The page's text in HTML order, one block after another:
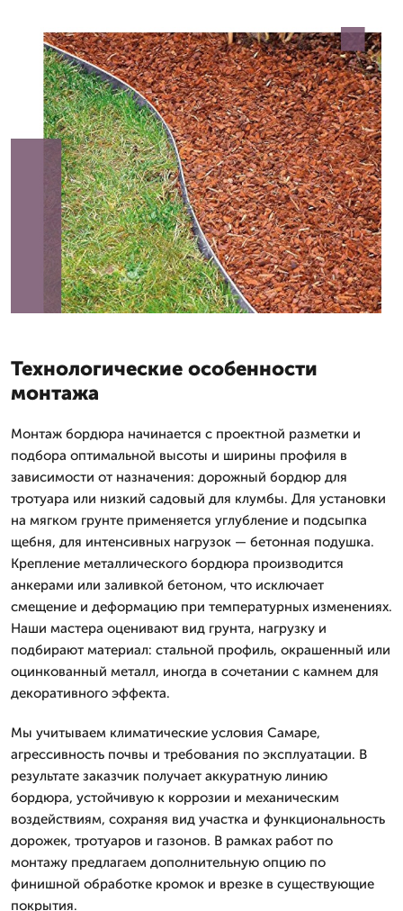
Технологические особенности
монтажа
Монтаж бордюра начинается с проектной разметки и
подбора оптимальной высоты и ширины профиля в
зависимости от назначения: дорожный бордюр для
тротуара или низкий садовый для клумбы. Для установки
на мягком грунте применяется углубление и подсыпка
щебня, для интенсивных нагрузок — бетонная подушка.
Крепление металлического бордюра производится
анкерами или заливкой бетоном, что исключает
смещение и деформацию при температурных изменениях.
Наши мастера оценивают вид грунта, нагрузку и
подбирают материал: стальной профиль, окрашенный или
оцинкованный металл, иногда в сочетании с камнем для
декоративного эффекта.
Мы учитываем климатические условия Самаре,
агрессивность почвы и требования по эксплуатации. В
результате заказчик получает аккуратную линию
бордюра, устойчивую к коррозии и механическим
воздействиям, сохраняя вид участка и функциональность
дорожек, тротуаров и газонов. В рамках работ по
монтажу предлагаем дополнительную опцию по
финишной обработке кромок и врезке в существующие
покрытия.